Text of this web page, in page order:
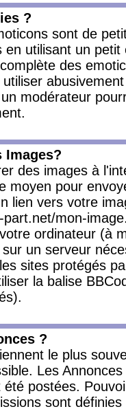
?
sont de
en utilisant un
des
modérateur
Images?
des images à
moyen pour
lien vers votre
part.net/mon-
ordinateur (à
un serveur
sites protégés
la balise
?
le plus
Les
été postées.
sont